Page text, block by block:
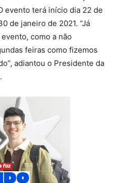
evento terá início dia 22 de
de janeiro de 2021. “Já
como a não
feiras como fizemos
adiantou o Presidente da